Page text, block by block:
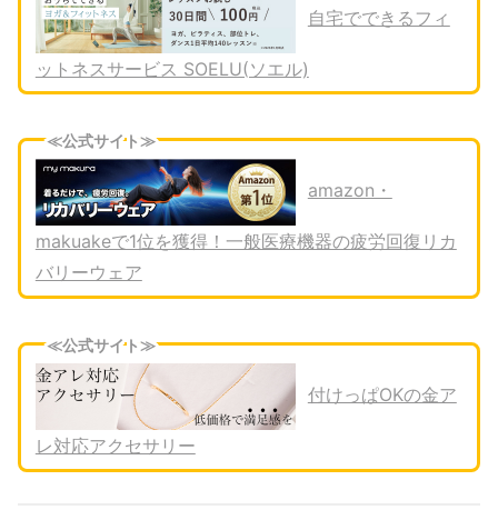
自宅でできるフィ
ットネスサービス SOELU(ソエル)
≪公式サイト≫
amazon・
makuakeで1位を獲得！一般医療機器の疲労回復リカ
バリーウェア
≪公式サイト≫
付けっぱOKの金ア
レ対応アクセサリー